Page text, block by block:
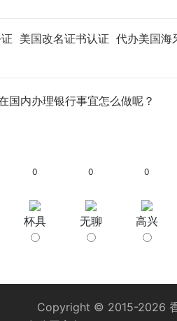
美国改名证书认证 代办美国海
国内办理银行事宜怎么做呢？
0
杯具
0
无聊
0
高兴
Copyright © 2015-2026